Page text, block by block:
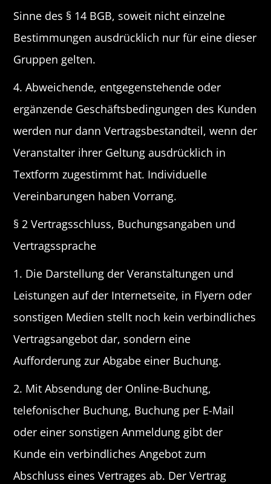
Sinne des § 14 BGB, soweit nicht einzelne
Bestimmungen ausdrücklich nur für eine dieser
Gruppen gelten.
4. Abweichende, entgegenstehende oder
ergänzende Geschäftsbedingungen des Kunden
werden nur dann Vertragsbestandteil, wenn der
Veranstalter ihrer Geltung ausdrücklich in
Textform zugestimmt hat. Individuelle
Vereinbarungen haben Vorrang.
§ 2 Vertragsschluss, Buchungsangaben und
Vertragssprache
1. Die Darstellung der Veranstaltungen und
Leistungen auf der Internetseite, in Flyern oder
sonstigen Medien stellt noch kein verbindliches
Vertragsangebot dar, sondern eine
Aufforderung zur Abgabe einer Buchung.
2. Mit Absendung der Online-Buchung,
telefonischer Buchung, Buchung per E-Mail
oder einer sonstigen Anmeldung gibt der
Kunde ein verbindliches Angebot zum
Abschluss eines Vertrages ab. Der Vertrag